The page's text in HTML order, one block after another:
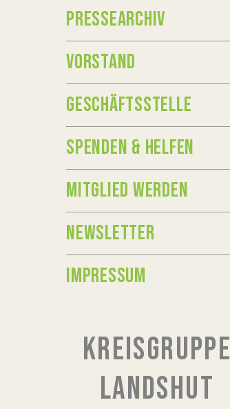
PRESSEARCHIV
VORSTAND
GESCHÄFTSSTELLE
SPENDEN & HELFEN
MITGLIED WERDEN
NEWSLETTER
IMPRESSUM
KREISGRUPPE
LANDSHUT